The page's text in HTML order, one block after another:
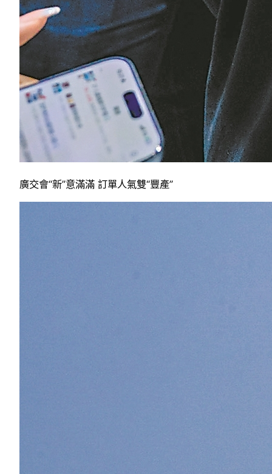
廣交會“新”意滿滿 訂單人氣雙“豐產”